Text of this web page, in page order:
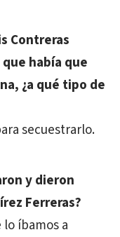
Contreras
había que
¿a qué tipo de
secuestrarlo.
y dieron
Ferreras?
lo íbamos a